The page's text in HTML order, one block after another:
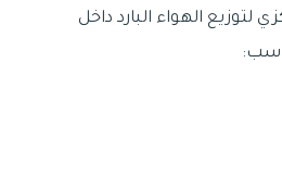
لتوزيع الهواء البارد داخل